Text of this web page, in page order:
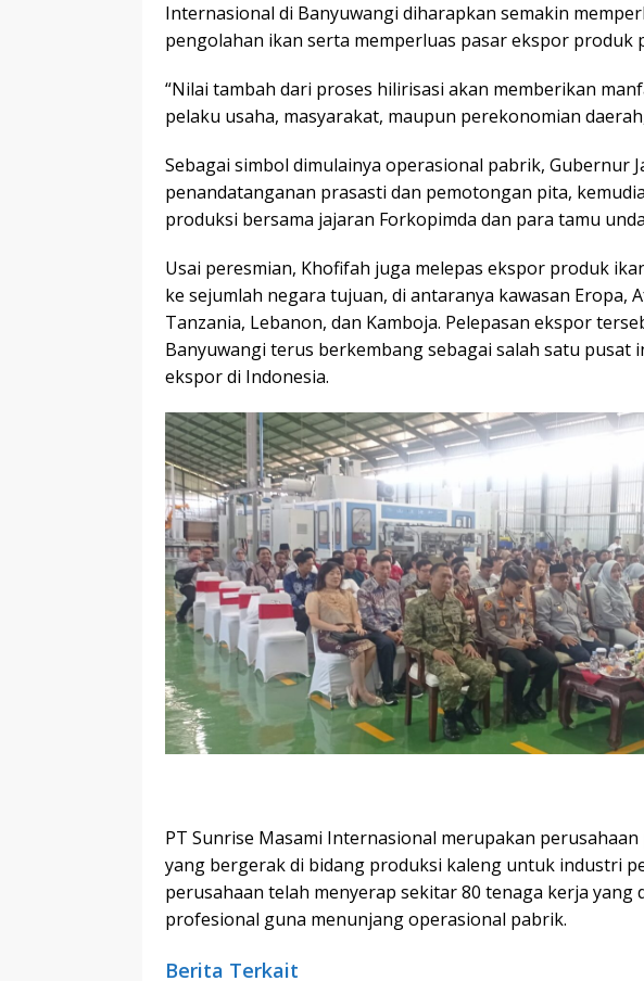
Internasional di Banyuwangi diharapkan semakin
pengolahan ikan serta memperluas pasar ekspor produk
“Nilai tambah dari proses hilirisasi akan memberikan
pelaku usaha, masyarakat, maupun perekonomian
Sebagai simbol dimulainya operasional pabrik, Gubernur
penandatanganan prasasti dan pemotongan pita,
produksi bersama jajaran Forkopimda dan para tamu
Usai peresmian, Khofifah juga melepas ekspor produk
ke sejumlah negara tujuan, di antaranya kawasan Eropa,
Tanzania, Lebanon, dan Kamboja. Pelepasan ekspor
Banyuwangi terus berkembang sebagai salah satu
ekspor di Indonesia.
PT Sunrise Masami Internasional merupakan perusahaan
yang bergerak di bidang produksi kaleng untuk industri
perusahaan telah menyerap sekitar 80 tenaga kerja yang
profesional guna menunjang operasional pabrik.
Berita Terkait